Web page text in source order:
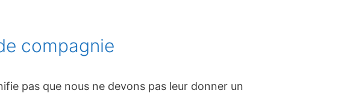
compagnie
pas que nous ne devons pas leur donner un